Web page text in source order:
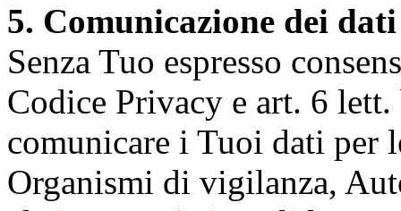
5. Comunicazione dei dati
Senza Tuo espresso
Codice Privacy e art. 6
comunicare i Tuoi dati per
Organismi di vigilanza,